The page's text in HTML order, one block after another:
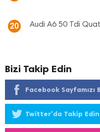
20 Audi A6 50 Tdi
Bizi Takip Edin
Facebook Sayfamızı
Twitter'da Takip Edin